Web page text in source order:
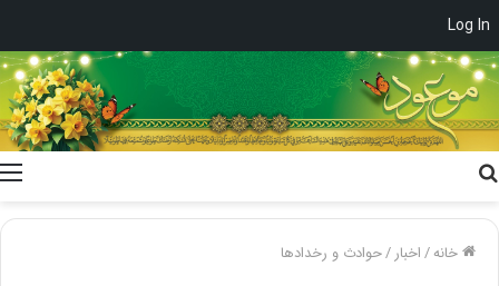
Log In
خانه/اخبار /حوادث و رخدادها